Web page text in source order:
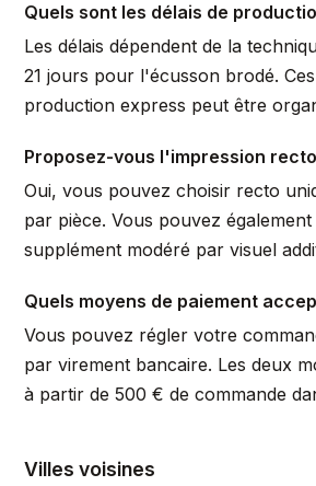
Quels sont les délais de
Les délais dépendent de la
21 jours pour l'écusson brodé.
production express peut être
Proposez-vous l'impression
Oui, vous pouvez choisir recto
par pièce. Vous pouvez
supplément modéré par visuel
Quels moyens de paiement
Vous pouvez régler votre
par virement bancaire. Les deux
à partir de 500 € de commande
Villes voisines